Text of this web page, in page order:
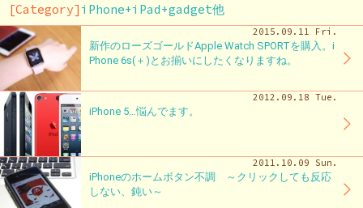
[Category]iPhone+iPad+gadget他
2015.09.11 Fri.
新作のローズゴールドApple Watch SPORTを購入。i
Phone 6s(＋)とお揃いにしたくなりますね。
2012.09.18 Tue.
iPhone 5…悩んでます。
2011.10.09 Sun.
iPhoneのホームボタン不調 ～クリックしても反応
しない、鈍い～